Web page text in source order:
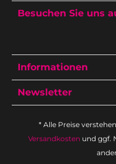
Besuchen Sie uns
Informationen
Newsletter
* Alle Preise
Versandkosten und ggf.